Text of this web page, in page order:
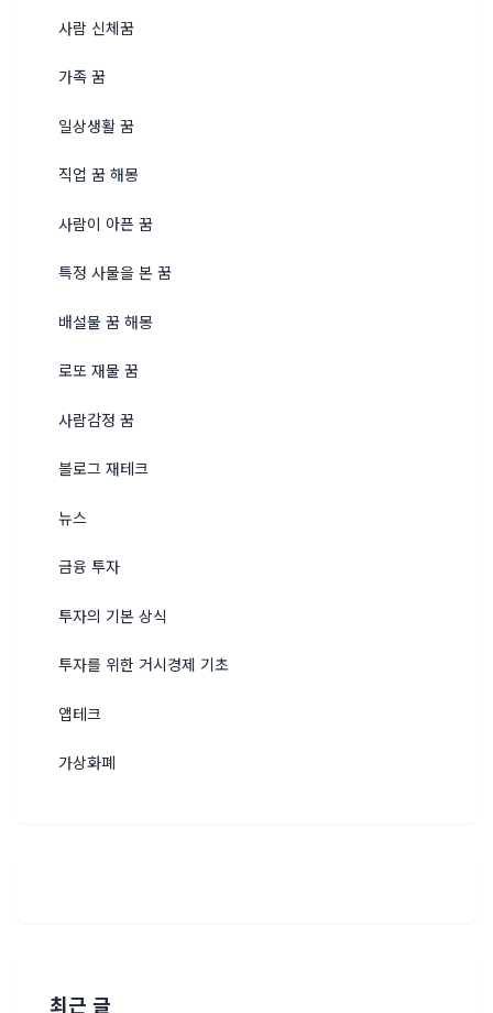
사람 신체꿈
가족 꿈
일상생활 꿈
직업 꿈 해몽
사람이 아픈 꿈
특정 사물을 본 꿈
배설물 꿈 해몽
로또 재물 꿈
사람감정 꿈
블로그 재테크
뉴스
금융 투자
투자의 기본 상식
투자를 위한 거시경제 기초
앱테크
가상화폐
최근 글